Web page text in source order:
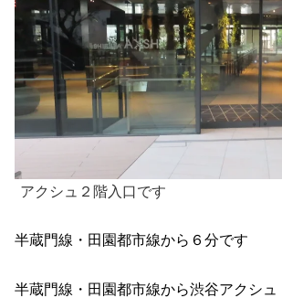
アクシュ２階入口です
半蔵門線・田園都市線から６分です
半蔵門線・田園都市線から渋谷アクシュ